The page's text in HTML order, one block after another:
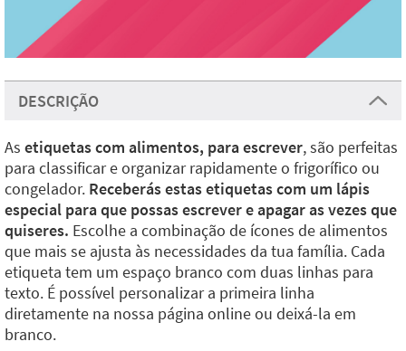
DESCRIÇÃO
As etiquetas com alimentos, para escrever, são perfeitas
para classificar e organizar rapidamente o frigorífico ou
congelador. Receberás estas etiquetas com um lápis
especial para que possas escrever e apagar as vezes que
quiseres. Escolhe a combinação de ícones de alimentos
que mais se ajusta às necessidades da tua família. Cada
etiqueta tem um espaço branco com duas linhas para
texto. É possível personalizar a primeira linha
diretamente na nossa página online ou deixá-la em
branco.